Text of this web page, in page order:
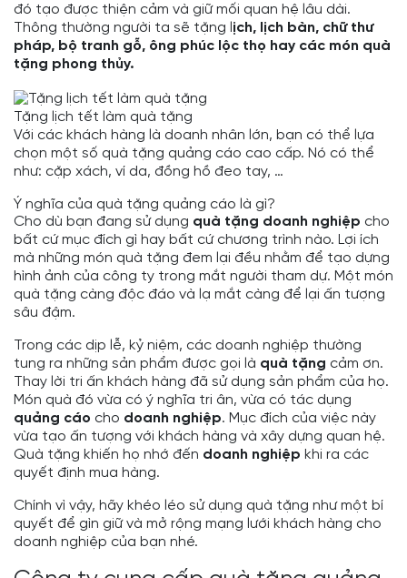
đó tạo được thiện cảm và giữ mối quan hệ lâu dài.
Thông thường người ta sẽ tặng l ịch, lịch bàn, chữ thư
pháp, bộ tranh gỗ, ông phúc lộc thọ hay các món quà
tặng phong thủy.
Tặng lịch tết làm quà tặng
Với các khách hàng là doanh nhân lớn, bạn có thể lựa
chọn một số quà tặng quảng cáo cao cấp. Nó có thể
như: cặp xách, ví da, đồng hồ đeo tay, …
Ý nghĩa của quà tặng quảng cáo là gì?
Cho dù bạn đang sử dụng quà tặng doanh nghiệp cho
bất cứ mục đích gì hay bất cứ chương trình nào. Lợi ích
mà những món quà tặng đem lại đều nhằm để tạo dựng
hình ảnh của công ty trong mắt người tham dự. Một món
quà tặng càng độc đáo và lạ mắt càng để lại ấn tượng
sâu đậm.
Trong các dịp lễ, kỷ niệm, các doanh nghiệp thường
tung ra những sản phẩm được gọi là quà tặng cảm ơn.
Thay lời tri ấn khách hàng đã sử dụng sản phẩm của họ.
Món quà đó vừa có ý nghĩa tri ân, vừa có tác dụng
quảng cáo cho doanh nghiệp. Mục đích của việc này
vừa tạo ấn tượng với khách hàng và xây dựng quan hệ.
Quà tặng khiến họ nhớ đến doanh nghiệp khi ra các
quyết định mua hàng.
Chính vì vậy, hãy khéo léo sử dụng quà tặng như một bí
quyết để gìn giữ và mở rộng mạng lưới khách hàng cho
doanh nghiệp của bạn nhé.